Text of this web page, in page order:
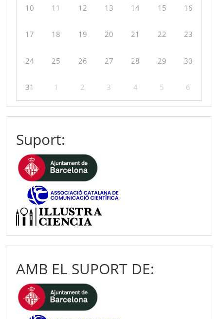
10 11 12 13 14 15 16
17 18 19 20 21 22 23
24 25 26 27 28 29 30
31 1 2 3 4 5 6
Suport:
AMB EL SUPORT DE: